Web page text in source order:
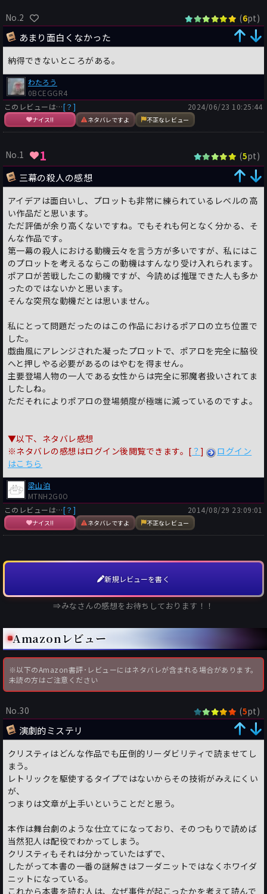
No.2 (6pt)
あまり面白くなかった
納得できないところがある。
わたろう
0BCEGGR4
このレビューは…[？]
ナイス!! ネタバレですよ 不正なレビュー
2024/06/23 10:25:44
No.1 1 (5pt)
三幕の殺人の感想
アイデアは面白いし、プロットも非常に練られているレベルの高
い作品だと思います。
ただ評価が余り高くないですね。でもそれも何となく分かる、そ
んな作品です。
第一幕の殺人における動機云々を言う方が多いですが、私にはこ
のプロットを考えるならこの動機はすんなり受け入れられます。
ポアロが苦戦したこの動機ですが、今読めば推理できた人も多か
ったのではないかと思います。
そんな突飛な動機だとは思いません。
私にとって問題だったのはこの作品におけるポアロの立ち位置で
した。
戯曲風にアレンジされた凝ったプロットで、ポアロを完全に脇役
へと押しやる必要があるのはやむを得ません。
主要登場人物の一人である女性からは完全に邪魔者扱いされてま
したしね。
ただそれによりポアロの登場頻度が極端に減っているのですよ。
▼以下、ネタバレ感想
※ネタバレの感想はログイン後閲覧できます。[ ？ ]
ログイン
はこちら
梁山泊
MTNH2G0O
このレビューは…[？]
ナイス!! ネタバレですよ 不正なレビュー
2014/08/29 23:09:01
新規レビューを書く
⇒みなさんの感想をお待ちしております！！
Amazonレビュー
※以下のAmazon書評･レビューにはネタバレが含まれる場合があります。
未読の方はご注意ください
No.30 (5pt)
演劇的ミステリ
クリスティはどんな作品でも圧倒的リーダビリティで読ませてし
まう。
レトリックを駆使するタイプではないからその技術がみえにくい
が、
つまりは文章が上手いということだと思う。
本作は舞台劇のような仕立てになっており、そのつもりで読めば
当然犯人は配役でわかってしまう。
クリスティもそれは分かっていたはずで、
したがって本書の一番の謎解きはフーダニットではなくホワイダ
ニットになっている。
これから本書を読む人は、なぜ事件が起こったかを考えて読んで